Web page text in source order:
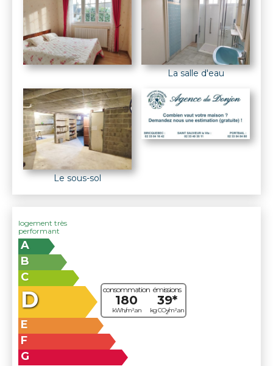
La salle d'eau
Le sous-sol
consommation
180
kWh/m².an
émissions
39*
kg CO2/m².an
logement très
performant
A
B
C
D
E
F
G